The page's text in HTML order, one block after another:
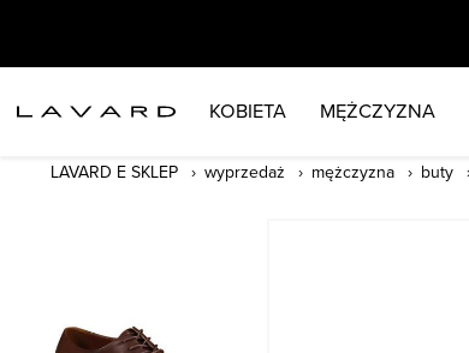
KOBIETA MĘŻCZYZNA
LAVARD E SKLEP wyprzedaż mężczyzna buty